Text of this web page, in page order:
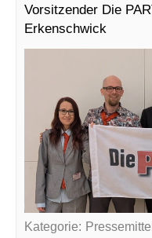
Vorsitzender Die
Erkenschwick
Kategorie: